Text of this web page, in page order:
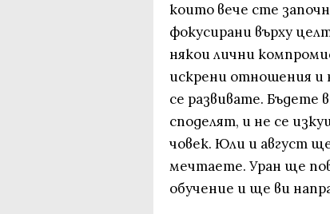
които вече сте
фокусирани върху
някои лични
искрени отношения и
се развивате. Бъдете
споделят, и не се
човек. Юли и август
мечтаете. Уран ще
обучение и ще ви